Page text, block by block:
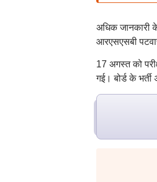
अधिक जानकारी
आरएसएसबी
17 अगस्त को
गई। बोर्ड के